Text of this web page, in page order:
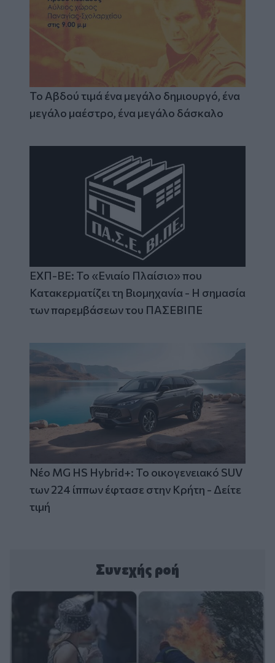
Το Αβδού τιμά ένα μεγάλο δημιουργό, ένα
μεγάλο μαέστρο, ένα μεγάλο δάσκαλο
ΕΧΠ-ΒΕ: Το «Ενιαίο Πλαίσιο» που
Κατακερματίζει τη Βιομηχανία - Η σημασία
των παρεμβάσεων του ΠΑΣΕΒΙΠΕ
Νέο MG HS Hybrid+: Το οικογενειακό SUV
των 224 ίππων έφτασε στην Κρήτη - Δείτε
τιμή
Συνεχής ροή